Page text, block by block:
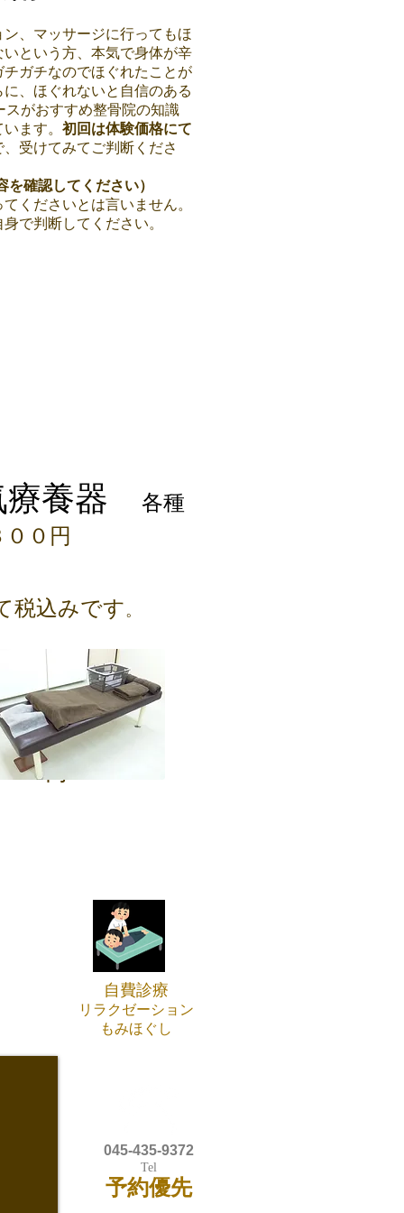
、マッサージに行ってもほ
という方、本気で身体が辛
ガチなのでほぐれたことが
、ほぐれないと自信のある
スがおすすめ整骨院の知識
ます。 初回は体験価格にて
受けてみてご判断くださ
を確認してください）
くださいとは言いません。
で判断してください。
円
療養器 各種
０円
税込みです。
自費診療
リラクゼーション
もみほぐし
045-435-9372
Tel
予約優先